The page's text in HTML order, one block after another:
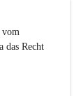
vom
das Recht